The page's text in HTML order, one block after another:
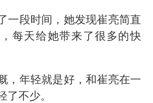
一段时间，她发现崔亮简直
每天给她带来了很多的快
，年轻就是好，和崔亮在一
不少。